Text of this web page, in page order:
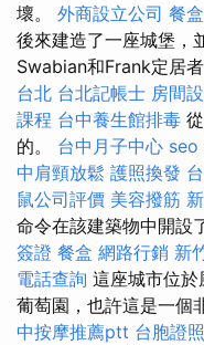
壞。 外商設立公司 餐盒
後來建造了一座城堡，
Swabian和Frank定居者
台北 台北記帳士 房間
課程 台中養生館排毒
的。 台中月子中心 seo
中肩頸放鬆 護照換發
鼠公司評價 美容撥筋
命令在該建築物中開設
簽證 餐盒 網路行銷 新
電話查詢 這座城市位
葡萄園，也許這是一個
中按摩推薦ptt 台胞證